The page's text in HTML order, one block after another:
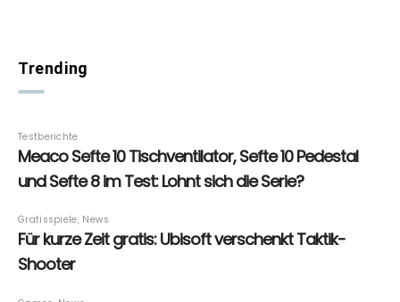
Trending